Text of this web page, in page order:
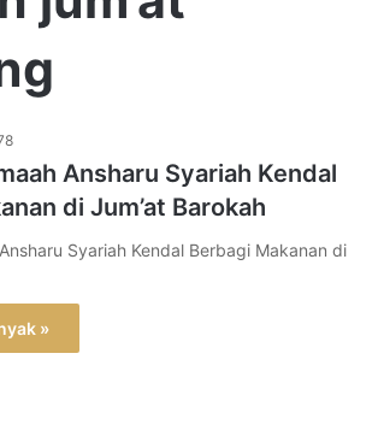
Ansharu Syariah Kendal
di Jum’at Barokah
Syariah Kendal Berbagi Makanan di
»